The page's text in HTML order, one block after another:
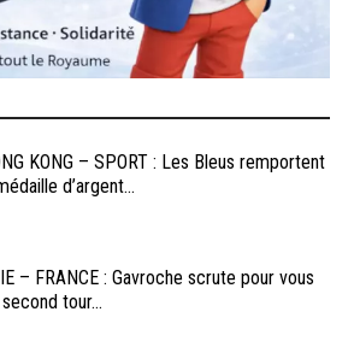
KONG – SPORT : Les Bleus remportent
d’argent...
– FRANCE : Gavroche scrute pour vous
tour...